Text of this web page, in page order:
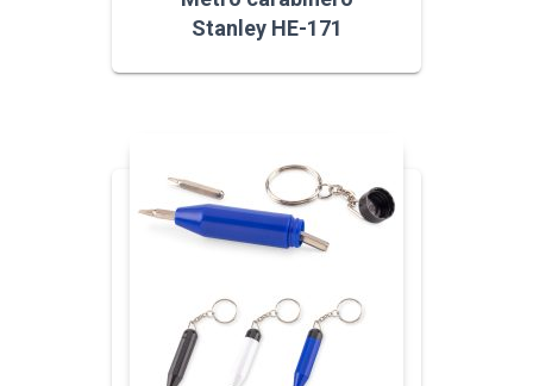
Stanley HE-171